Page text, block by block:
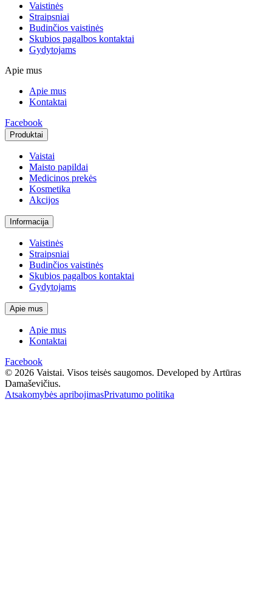
Vaistinės
Straipsniai
Budinčios vaistinės
Skubios pagalbos kontaktai
Gydytojams
Apie mus
Apie mus
Kontaktai
Facebook
Produktai
Vaistai
Maisto papildai
Medicinos prekės
Kosmetika
Akcijos
Informacija
Vaistinės
Straipsniai
Budinčios vaistinės
Skubios pagalbos kontaktai
Gydytojams
Apie mus
Apie mus
Kontaktai
Facebook
© 2026 Vaistai. Visos teisės saugomos. Developed by Artūras
Damaševičius.
Atsakomybės apribojimasPrivatumo politika